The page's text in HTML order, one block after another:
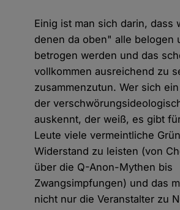
Einig ist man sich darin, dass
denen da oben" alle belogen
betrogen werden und das
vollkommen ausreichend zu
zusammenzutun. Wer sich
der
auskennt, der weiß, es gibt
Leute viele vermeintliche
Widerstand zu leisten (von
über die Q-Anon-Mythen bis
Zwangsimpfungen) und das
nicht nur die Veranstalter zu